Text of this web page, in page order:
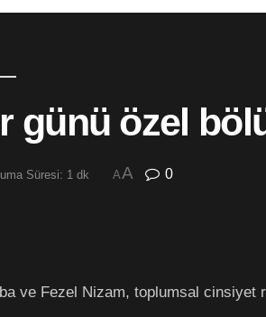
günü özel
Süresi: 1 dk AA 0
ve Fezel Nizam, toplumsal